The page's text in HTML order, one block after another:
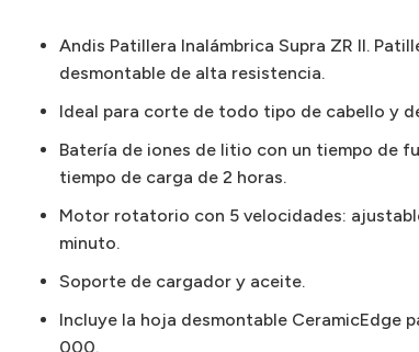
Andis Patillera Inalámbrica Supra ZR II.
desmontable de alta resistencia.
Ideal para corte de todo tipo de cabello y
Batería de iones de litio con un tiempo de
tiempo de carga de 2 horas.
Motor rotatorio con 5 velocidades:
minuto.
Soporte de cargador y aceite.
Incluye la hoja desmontable CeramicEdge
000.